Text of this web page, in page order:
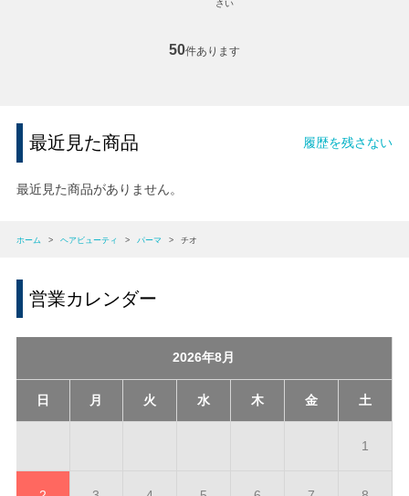
さい
50件あります
最近見た商品 履歴を残さない
最近見た商品がありません。
ホーム > ヘアビューティ > パーマ > チオ
営業カレンダー
2026年8月
日 月 火 水 木 金 土
1